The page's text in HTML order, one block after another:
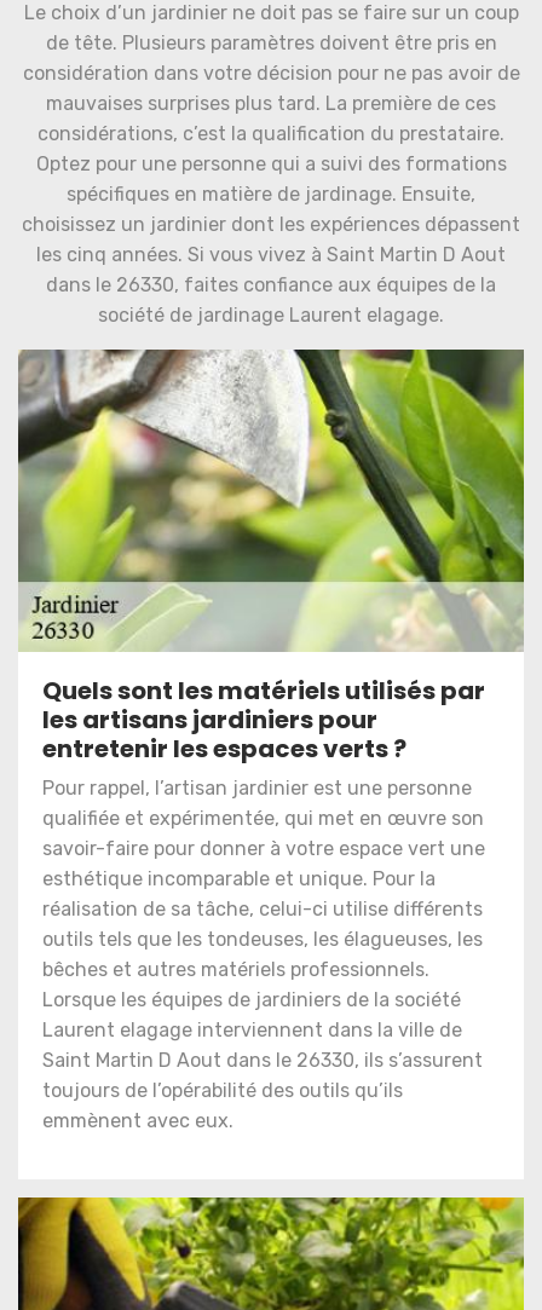
Le choix d’un jardinier ne doit pas se faire sur un coup
de tête. Plusieurs paramètres doivent être pris en
considération dans votre décision pour ne pas avoir de
mauvaises surprises plus tard. La première de ces
considérations, c’est la qualification du prestataire.
Optez pour une personne qui a suivi des formations
spécifiques en matière de jardinage. Ensuite,
choisissez un jardinier dont les expériences dépassent
les cinq années. Si vous vivez à Saint Martin D Aout
dans le 26330, faites confiance aux équipes de la
société de jardinage Laurent elagage.
Quels sont les matériels utilisés par
les artisans jardiniers pour
entretenir les espaces verts ?
Pour rappel, l’artisan jardinier est une personne
qualifiée et expérimentée, qui met en œuvre son
savoir-faire pour donner à votre espace vert une
esthétique incomparable et unique. Pour la
réalisation de sa tâche, celui-ci utilise différents
outils tels que les tondeuses, les élagueuses, les
bêches et autres matériels professionnels.
Lorsque les équipes de jardiniers de la société
Laurent elagage interviennent dans la ville de
Saint Martin D Aout dans le 26330, ils s’assurent
toujours de l’opérabilité des outils qu’ils
emmènent avec eux.